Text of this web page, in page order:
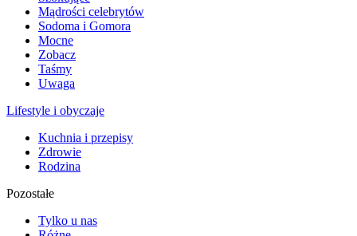
Mądrości celebrytów
Sodoma i Gomora
Mocne
Zobacz
Taśmy
Uwaga
Lifestyle i obyczaje
Kuchnia i przepisy
Zdrowie
Rodzina
Pozostałe
Tylko u nas